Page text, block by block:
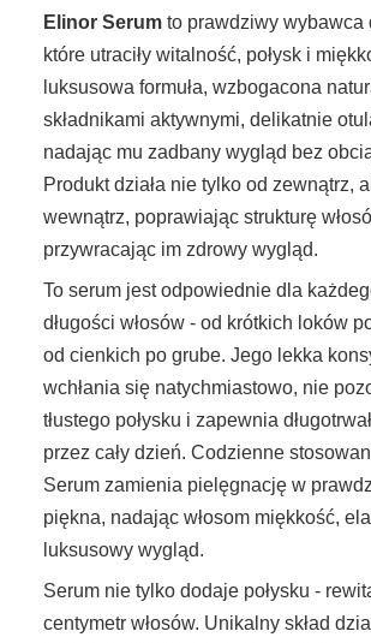
Elinor Serum to prawdziwy wybawca
które utraciły witalność, połysk i
luksusowa formuła, wzbogacona
składnikami aktywnymi, delikatnie
nadając mu zadbany wygląd bez
Produkt działa nie tylko od zewnątrz,
wewnątrz, poprawiając strukturę
przywracając im zdrowy wygląd.
To serum jest odpowiednie dla
długości włosów - od krótkich loków
od cienkich po grube. Jego lekka
wchłania się natychmiastowo, nie
tłustego połysku i zapewnia
przez cały dzień. Codzienne
Serum zamienia pielęgnację w
piękna, nadając włosom miękkość,
luksusowy wygląd.
Serum nie tylko dodaje połysku -
centymetr włosów. Unikalny skład